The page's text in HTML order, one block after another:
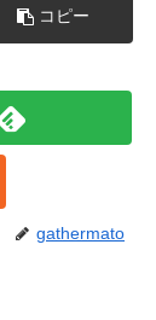
コピー
gathermato